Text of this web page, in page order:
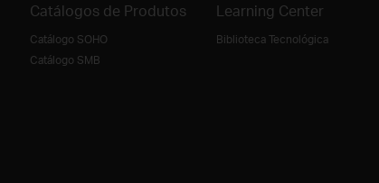
Catálogos de Produtos
Catálogo SOHO
Catálogo SMB
Learning Center
Biblioteca Tecnológica